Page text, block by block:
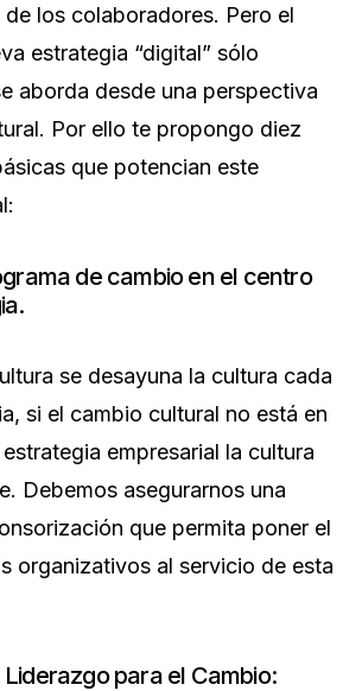
los colaboradores. Pero el
estrategia “digital” sólo
aborda desde una perspectiva
Por ello te propongo diez
que potencian este
de cambio en el centro
se desayuna la cultura cada
si el cambio cultural no está en
empresarial la cultura
Debemos asegurarnos una
que permita poner el
organizativos al servicio de esta
para el Cambio: